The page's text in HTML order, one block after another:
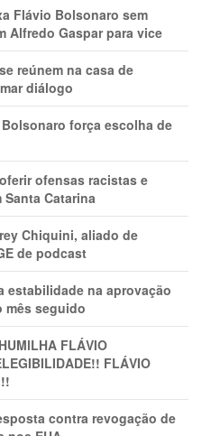
Flávio Bolsonaro sem
Alfredo Gaspar para vice
reúnem na casa de
diálogo
força escolha de
ofensas racistas e
Catarina
Chiquini, aliado de
de podcast
estabilidade na aprovação
mês seguido
FLÁVIO
FLÁVIO
contra revogação de